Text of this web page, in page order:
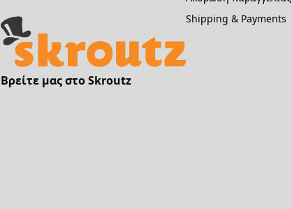
Βρείτε μας στο Skroutz
Shipping & Payments